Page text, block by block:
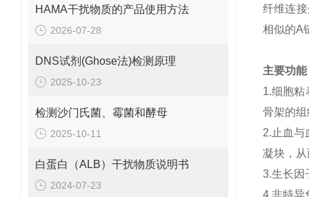
HAMA干扰物质的产品使用方法
2026-07-28
DNS试剂(Ghose法)检测原理
2025-10-23
检测沙门氏菌、霉菌和酵母
2025-10-11
白蛋白（ALB）干扰物质说明书
2024-07-23
纤维连
相似的A
主要功能
1.细胞粘
骨架的
2.止血与
凝块，
3.生长因
4.非特异